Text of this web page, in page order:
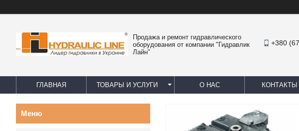
Продажа и ремонт гидравлического
оборудования от компании "Гидравлик
Лайн"
+380
ГЛАВНАЯ ТОВАРЫ И УСЛУГИ О НАС КОНТАКТЫ